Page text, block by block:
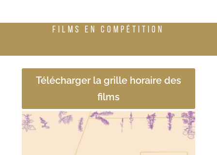
FILMS EN COMPÉTITION
Télécharger la grille horaire des
films